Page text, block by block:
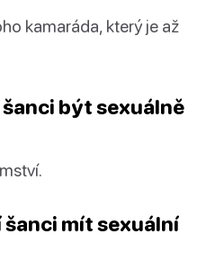
kamaráda, který je až
šanci být sexuálně
šanci mít sexuální